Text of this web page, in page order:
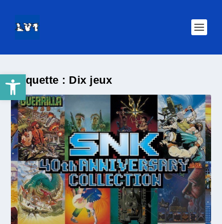
Ouvrir la barre d’outilsÉtiquette : Dix jeux